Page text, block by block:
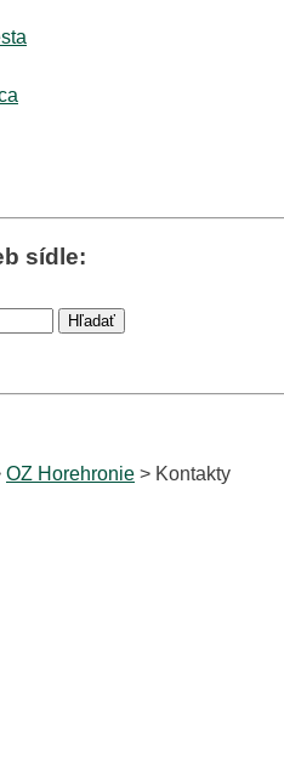
sídle:
OZ Horehronie > Kontakty